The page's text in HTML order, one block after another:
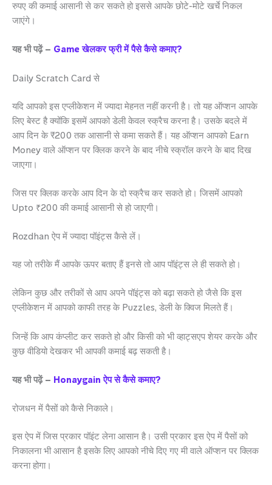
रुपए की कमाई आसानी से कर सकते हो इससे आपके छोटे-मोटे खर्चे निकल
जाएंगे।
यह भी पढ़ें – Game खेलकर फ्री में पैसे कैसे कमाए?
Daily Scratch Card से
यदि आपको इस एप्लीकेशन में ज्यादा मेहनत नहीं करनी है। तो यह ऑप्शन आपके
लिए बेस्ट है क्योंकि इसमें आपको डेली केवल स्क्रैच करना है। उसके बदले में
आप दिन के ₹200 तक आसानी से कमा सकते हैं। यह ऑप्शन आपको Earn
Money वाले ऑप्शन पर क्लिक करने के बाद नीचे स्क्रॉल करने के बाद दिख
जाएगा।
जिस पर क्लिक करके आप दिन के दो स्क्रैच कर सकते हो। जिसमें आपको
Upto ₹200 की कमाई आसानी से हो जाएगी।
Rozdhan ऐप में ज्यादा पॉइंट्स कैसे लें।
यह जो तरीके मैं आपके ऊपर बताए हैं इनसे तो आप पॉइंट्स ले ही सकते हो।
लेकिन कुछ और तरीकों से आप अपने पॉइंट्स को बढ़ा सकते हो जैसे कि इस
एप्लीकेशन में आपको काफी तरह के Puzzles, डेली के क्विज मिलते हैं।
जिन्हें कि आप कंप्लीट कर सकते हो और किसी को भी व्हाट्सएप शेयर करके और
कुछ वीडियो देखकर भी आपकी कमाई बढ़ सकती है।
यह भी पढ़ें – Honaygain ऐप से कैसे कमाए?
रोजधन में पैसों को कैसे निकाले।
इस ऐप में जिस प्रकार पॉइंट लेना आसान है। उसी प्रकार इस ऐप में पैसों को
निकालना भी आसान है इसके लिए आपको नीचे दिए गए मी वाले ऑप्शन पर क्लिक
करना होगा।